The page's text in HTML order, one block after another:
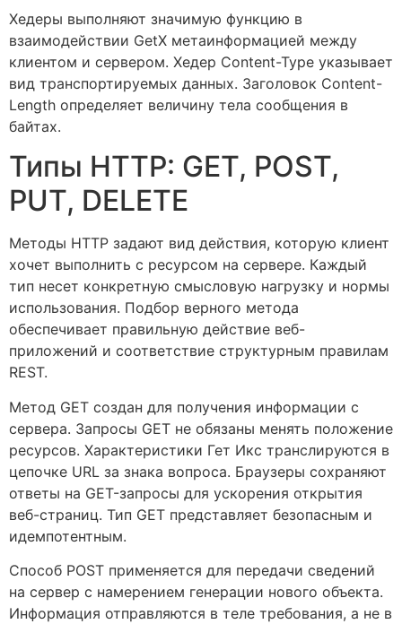
Хедеры выполняют значимую функцию в
взаимодействии GetX метаинформацией между
клиентом и сервером. Хедер Content-Type указывает
вид транспортируемых данных. Заголовок Content-
Length определяет величину тела сообщения в
байтах.
Типы HTTP: GET, POST,
PUT, DELETE
Методы HTTP задают вид действия, которую клиент
хочет выполнить с ресурсом на сервере. Каждый
тип несет конкретную смысловую нагрузку и нормы
использования. Подбор верного метода
обеспечивает правильную действие веб-
приложений и соответствие структурным правилам
REST.
Метод GET создан для получения информации с
сервера. Запросы GET не обязаны менять положение
ресурсов. Характеристики Гет Икс транслируются в
цепочке URL за знака вопроса. Браузеры сохраняют
ответы на GET-запросы для ускорения открытия
веб-страниц. Тип GET представляет безопасным и
идемпотентным.
Способ POST применяется для передачи сведений
на сервер с намерением генерации нового объекта.
Информация отправляются в теле требования, а не в